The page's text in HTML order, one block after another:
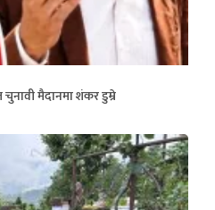
मैदानमा शंकर डुम्रे